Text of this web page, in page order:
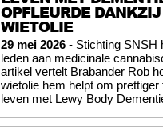
OPFLEURDE
WIETOLIE
29 mei 2026 - Stichting SNSH
leden aan medicinale
artikel vertelt Brabander Rob
wietolie hem helpt om prettiger
leven met Lewy Body